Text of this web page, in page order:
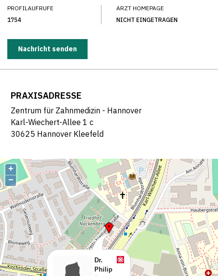
PROFILAUFRUFE
1754
ARZT HOMEPAGE
NICHT EINGETRAGEN
Nachricht senden
PRAXISADRESSE
Zentrum für Zahnmedizin - Hannover
Karl-Wiechert-Allee 1 c
30625 Hannover Kleefeld